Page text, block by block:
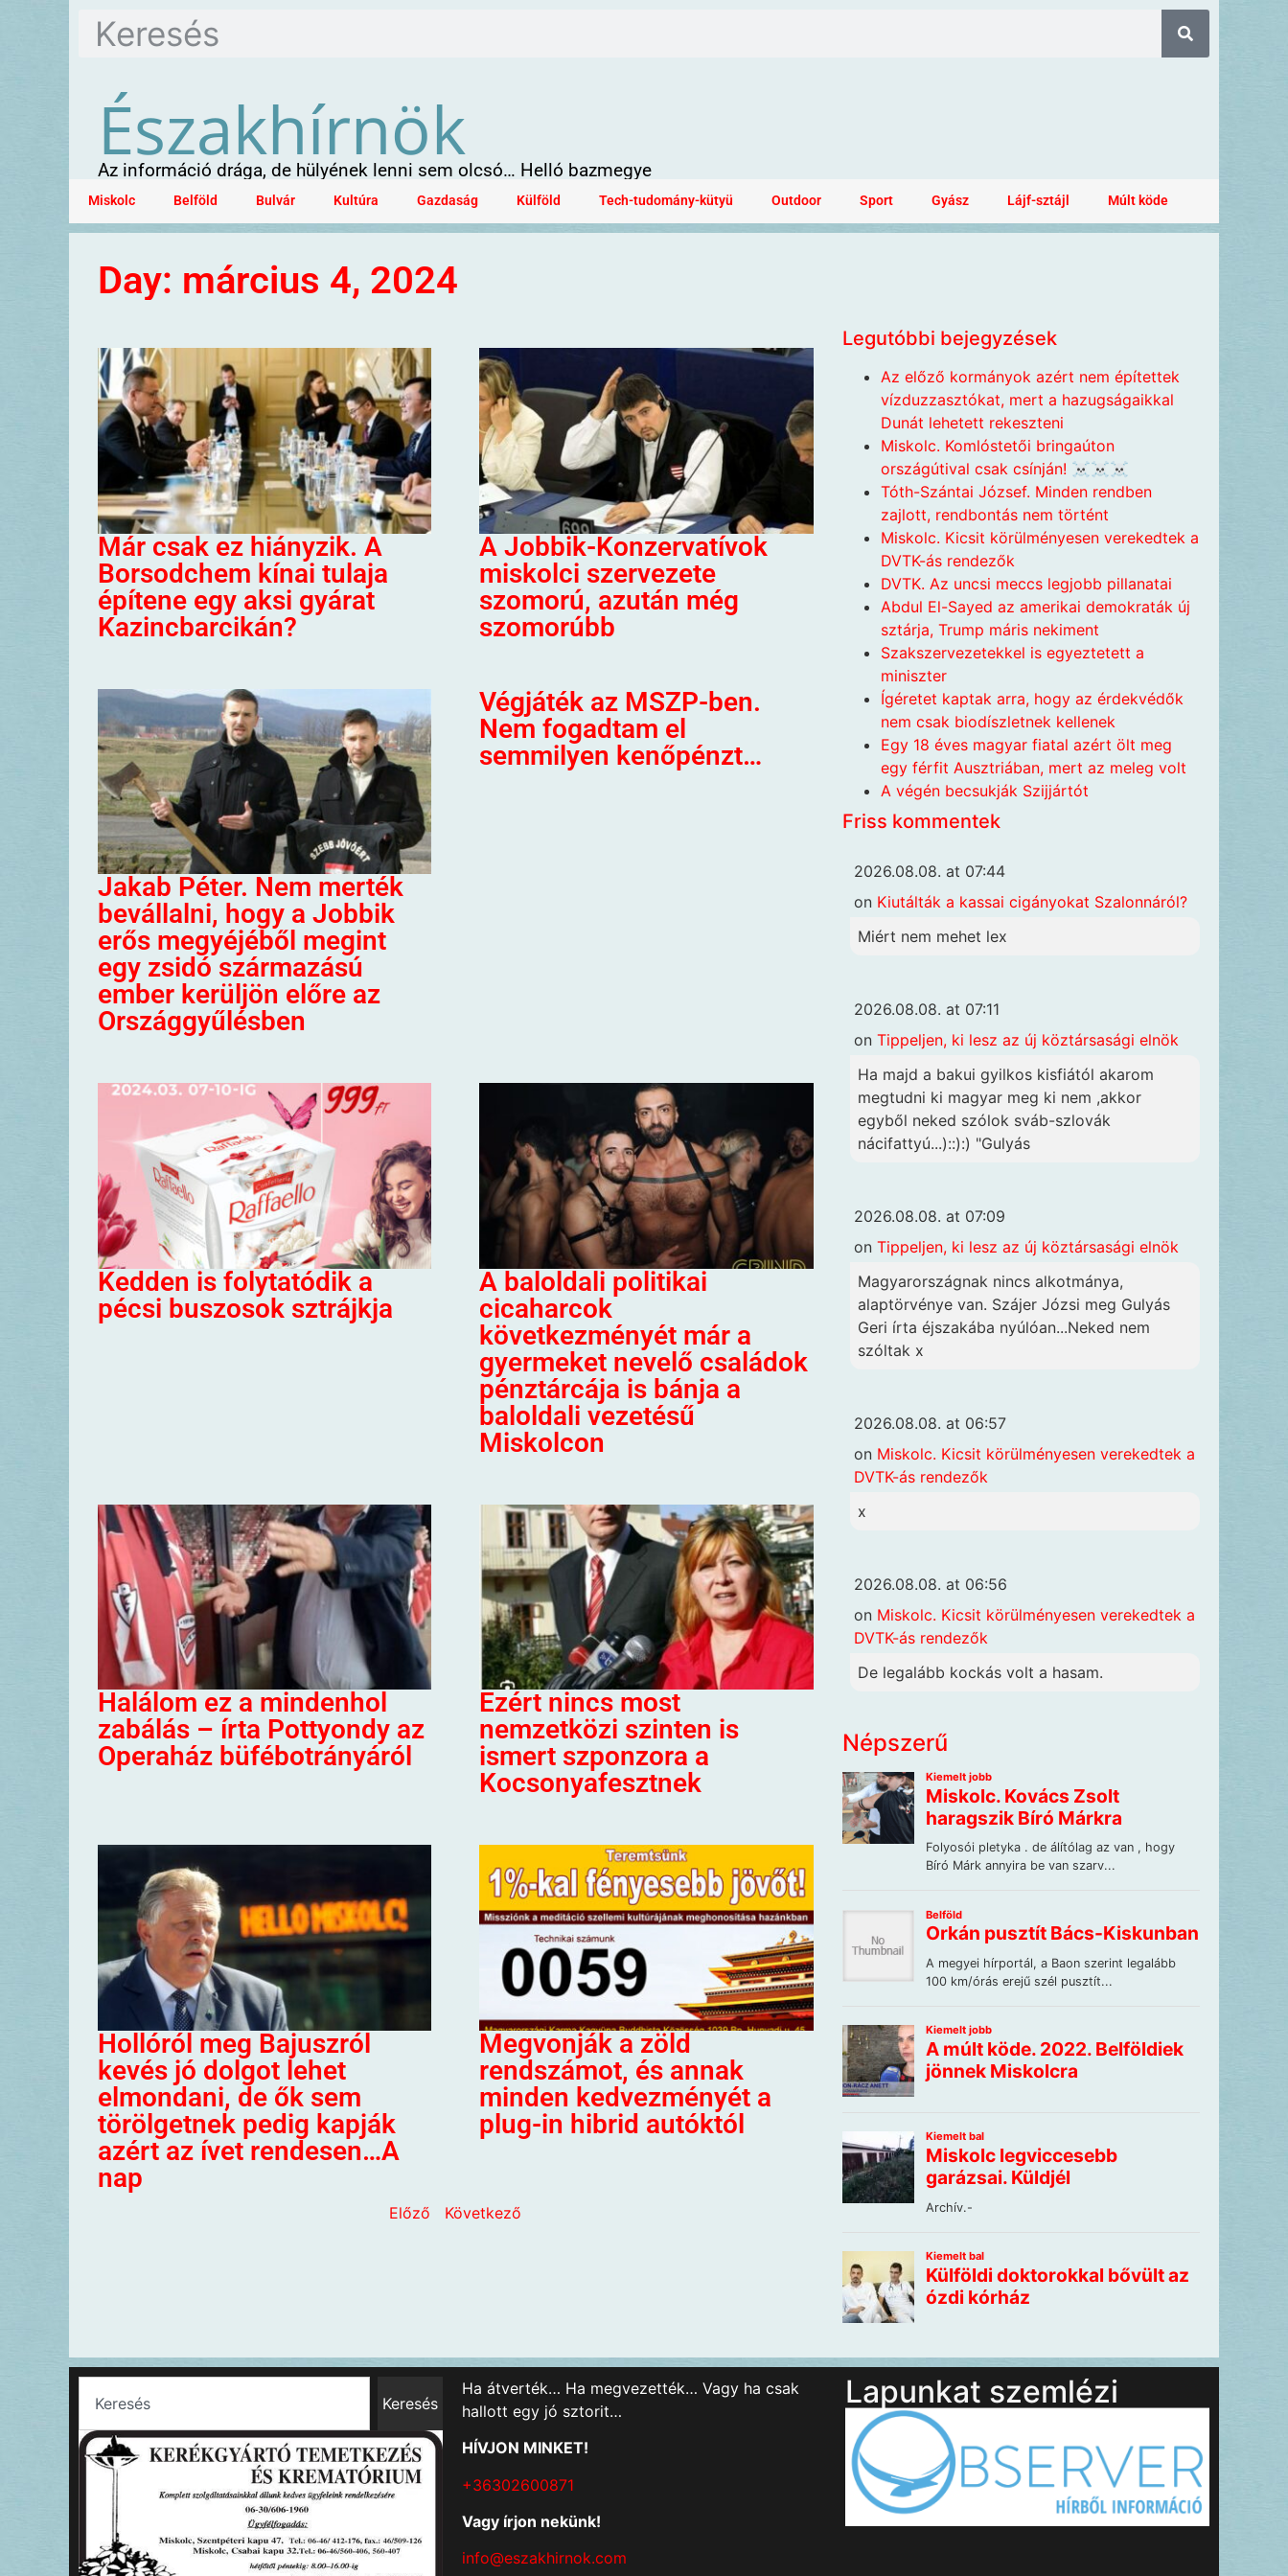
Északhírnök
Az információ drága, de hülyének lenni sem olcsó… Helló bazmegye
Miskolc Belföld Bulvár Kultúra Gazdaság Külföld Tech-tudomány-kütyü Outdoor Sport Gyász Lájf-sztájl Múlt köde
Day: március 4, 2024
Már csak ez hiányzik. A
Borsodchem kínai tulaja
építene egy aksi gyárat
Kazincbarcikán?
A Jobbik-Konzervatívok
miskolci szervezete
szomorú, azután még
szomorúbb
Jakab Péter. Nem merték
bevállalni, hogy a Jobbik
erős megyéjéből megint
egy zsidó származású
ember kerüljön előre az
Országgyűlésben
Végjáték az MSZP-ben.
Nem fogadtam el
semmilyen kenőpénzt…
Kedden is folytatódik a
pécsi buszosok sztrájkja
A baloldali politikai
cicaharcok
következményét már a
gyermeket nevelő családok
pénztárcája is bánja a
baloldali vezetésű
Miskolcon
Halálom ez a mindenhol
zabálás – írta Pottyondy az
Operaház büfébotrányáról
Ezért nincs most
nemzetközi szinten is
ismert szponzora a
Kocsonyafesztnek
Hollóról meg Bajuszról
kevés jó dolgot lehet
elmondani, de ők sem
törölgetnek pedig kapják
azért az ívet rendesen…A
nap
Megvonják a zöld
rendszámot, és annak
minden kedvezményét a
plug-in hibrid autóktól
Előző Következő
Legutóbbi bejegyzések
Az előző kormányok azért nem építettek
vízduzzasztókat, mert a hazugságaikkal
Dunát lehetett rekeszteni
Miskolc. Komlóstetői bringaúton
országútival csak csínján! ☠️☠️☠️
Tóth-Szántai József. Minden rendben
zajlott, rendbontás nem történt
Miskolc. Kicsit körülményesen verekedtek a
DVTK-ás rendezők
DVTK. Az uncsi meccs legjobb pillanatai
Abdul El-Sayed az amerikai demokraták új
sztárja, Trump máris nekiment
Szakszervezetekkel is egyeztetett a
miniszter
Ígéretet kaptak arra, hogy az érdekvédők
nem csak biodíszletnek kellenek
Egy 18 éves magyar fiatal azért ölt meg
egy férfit Ausztriában, mert az meleg volt
A végén becsukják Szijjártót
Friss kommentek
2026.08.08. at 07:44
on Kiutálták a kassai cigányokat Szalonnáról?
Miért nem mehet lex
2026.08.08. at 07:11
on Tippeljen, ki lesz az új köztársasági elnök
Ha majd a bakui gyilkos kisfiától akarom
megtudni ki magyar meg ki nem ,akkor
egyből neked szólok sváb-szlovák
nácifattyú...)::):) "Gulyás
2026.08.08. at 07:09
on Tippeljen, ki lesz az új köztársasági elnök
Magyarországnak nincs alkotmánya,
alaptörvénye van. Szájer Józsi meg Gulyás
Geri írta éjszakába nyúlóan...Neked nem
szóltak x
2026.08.08. at 06:57
on Miskolc. Kicsit körülményesen verekedtek a
DVTK-ás rendezők
x
2026.08.08. at 06:56
on Miskolc. Kicsit körülményesen verekedtek a
DVTK-ás rendezők
De legalább kockás volt a hasam.
Népszerű
Keresés
Ha átverték… Ha megvezették… Vagy ha csak
hallott egy jó sztorit…
HÍVJON MINKET!
+36302600871
Vagy írjon nekünk!
info@eszakhirnok.com
Lapunkat szemlézi